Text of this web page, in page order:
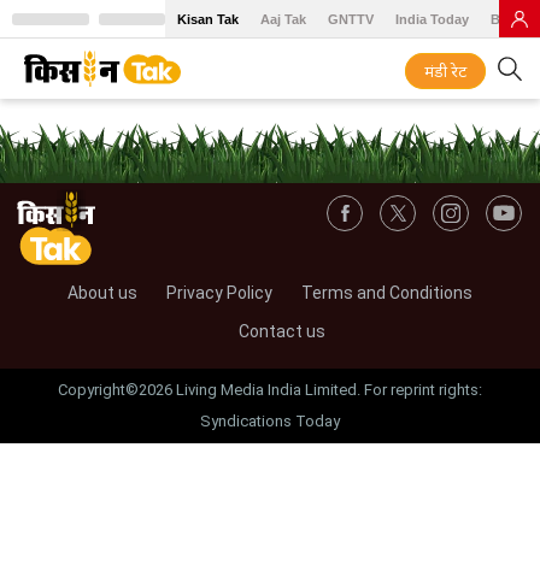
Kisan Tak Aaj Tak GNTTV India Today BT
मंडी रेट
About us Privacy Policy
Terms and Conditions
Contact us
Copyright©2026 Living Media India Limited. For reprint rights:
Syndications Today